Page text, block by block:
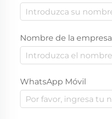
Nombre de la empresa
WhatsApp Móvil